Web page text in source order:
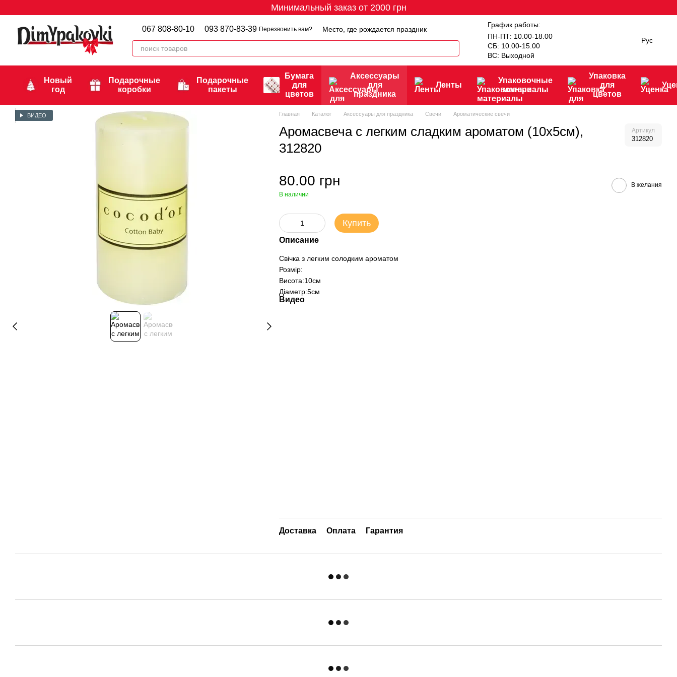
Минимальный заказ от 2000 грн
067 808-80-10 093 870-83-39 Перезвонить вам? Место, где рождается праздник
График работы:
ПН-ПТ: 10.00-18.00
СБ: 10.00-15.00
ВС: Выходной
Рус
Новый
год
Подарочные
коробки
Подарочные
пакеты
Бумага
для
цветов
Аксессуары
для
праздника
Ленты
Упаковочные
материалы
Упаковка
для
цветов
ВИДЕО Главная Каталог Аксессуары для праздника Свечи Ароматические свечи
Аромасвеча с легким сладким ароматом (10х5см),
312820
Артикул
312820
80.00 грн
В наличии
В желания
Купить
Описание
Свічка з легким солодким ароматом
Розмір:
Висота:10см
Діаметр:5см
Видео
Доставка Оплата Гарантия